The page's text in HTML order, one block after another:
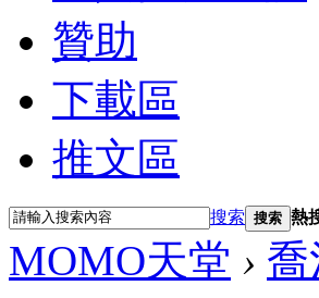
贊助
下載區
推文區
搜索 搜索 熱
MOMO天堂 ›